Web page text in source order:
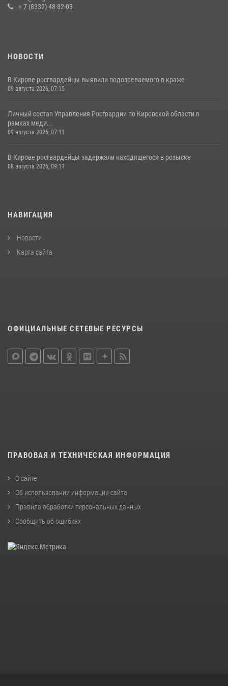
+ 7 (8332) 48-82-03
НОВОСТИ
В Кирове росгвардейцы выявили подозреваемого в краже
09 августа 2026, 07:15
Личный состав Управления Росгвардии по Кировской области в
рамках меди...
09 августа 2026, 07:11
В Кирове росгвардейцы задержали находящегося в розыске
08 августа 2026, 09:11
НАВИГАЦИЯ
Новости
Карта сайта
ОФИЦИАЛЬНЫЕ СЕТЕВЫЕ РЕСУРСЫ
ПРАВОВАЯ И ТЕХНИЧЕСКАЯ ИНФОРМАЦИЯ
О сайте
Об использовании информации сайта
Правила обработки персональных данных
Сообщить об ошибках